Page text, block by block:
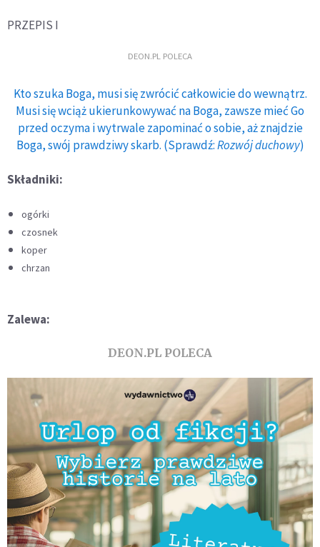
PRZEPIS I
DEON.PL POLECA
Kto szuka Boga, musi się zwrócić całkowicie do wewnątrz.
Musi się wciąż ukierunkowywać na Boga, zawsze mieć Go
przed oczyma i wytrwale zapominać o sobie, aż znajdzie
Boga, swój prawdziwy skarb. (Sprawdź:Rozwój duchowy)
Składniki:
ogórki
czosnek
koper
chrzan
Zalewa:
DEON.PL POLECA